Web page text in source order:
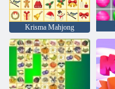
Krisma Mahjong